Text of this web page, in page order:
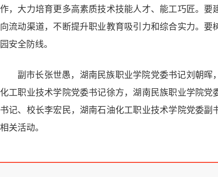
作，大力培育更多高素质技术技能人才、能工巧匠。
向流动渠道，不断提升职业教育吸引力和综合实力。
园安全防线。
副市长张世愚，湖南民族职业学院党委书记刘朝
化工职业技术学院党委书记徐方，湖南民族职业学院
书记、校长李宏民，湖南石油化工职业技术学院党委
相关活动。